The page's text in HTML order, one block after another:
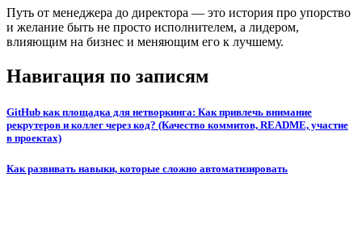
Путь от менеджера до директора — это история про упорство
и желание быть не просто исполнителем, а лидером,
влияющим на бизнес и меняющим его к лучшему.
Навигация по записям
GitHub как площадка для нетворкинга: Как привлечь внимание
рекрутеров и коллег через код? (Качество коммитов, README, участие
в проектах)
Как развивать навыки, которые сложно автоматизировать